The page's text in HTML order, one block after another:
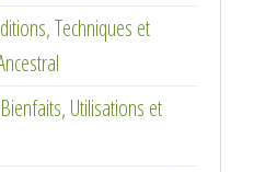
Techniques et
Utilisations et